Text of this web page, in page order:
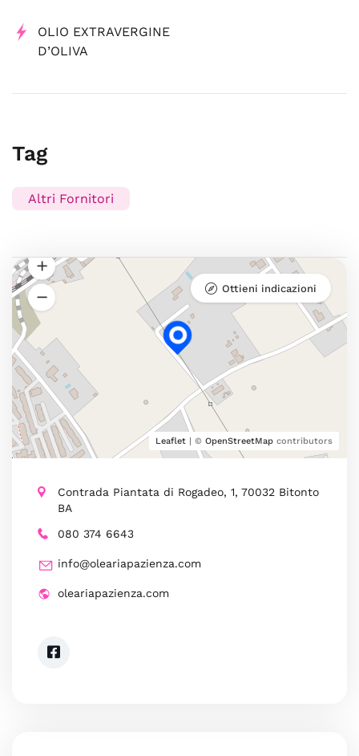
OLIO EXTRAVERGINE
D’OLIVA
Tag
Altri Fornitori
Leaflet | © OpenStreetMap contributors
Ottieni indicazioni
Contrada Piantata di Rogadeo, 1, 70032 Bitonto
BA
080 374 6643
info@oleariapazienza.com
oleariapazienza.com